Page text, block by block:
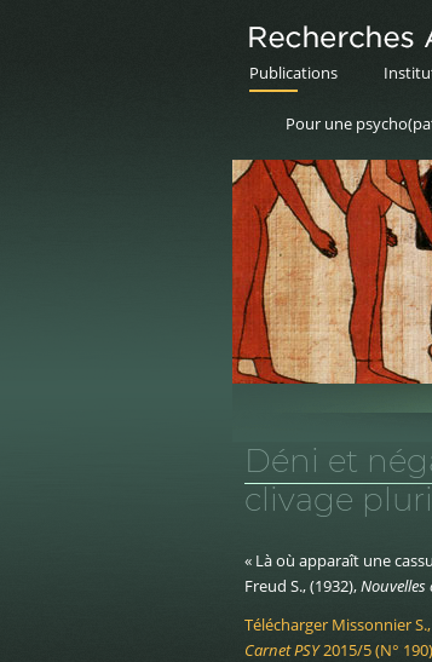
Publications
Pour une
Déni et
clivage
« Là où apparaît une
Freud S., (1932),Nouvelles
Télécharger Missonnier
Carnet PSY2015/5 (N°